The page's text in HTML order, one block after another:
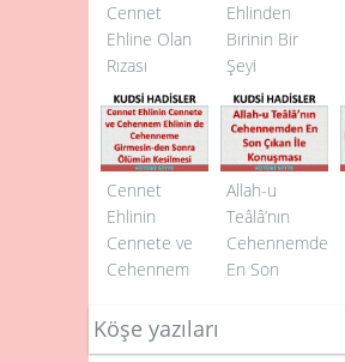
Cennet
Ehline Olan
Rızası
(Rıdvân’ı)
Ehlinden
Birinin Bir
Şeyi
Temenni
Etmesi
Üzerine
Yüce Allah’ın
Buna İcabet
Etmesi
Cennet
Ehlinin
Cennete ve
Cehennem
Cehenneme
Girmesin­den
Allah-u
Teâlâ’nın
Cehennemden
En Son
Köşe yazıları